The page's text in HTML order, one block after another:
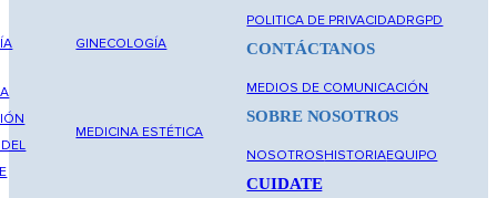
GINECOLOGÍA
MEDICINA ESTÉTICA
POLITICA DE PRIVACIDADRGPD
CONTÁCTANOS
MEDIOS DE COMUNICACIÓN
SOBRE NOSOTROS
NOSOTROSHISTORIAEQUIPO
CUIDATE